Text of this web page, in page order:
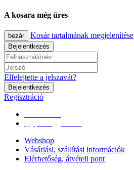
A kosara még üres
bezár Kosár tartalmának megjelenítése
Bejelentkezés
Elfelejtette a jelszavát?
Bejelentkezés
Regisztráció
Webshop
Vásárlási, szállítási információk
Elérhetőség, átvételi pont